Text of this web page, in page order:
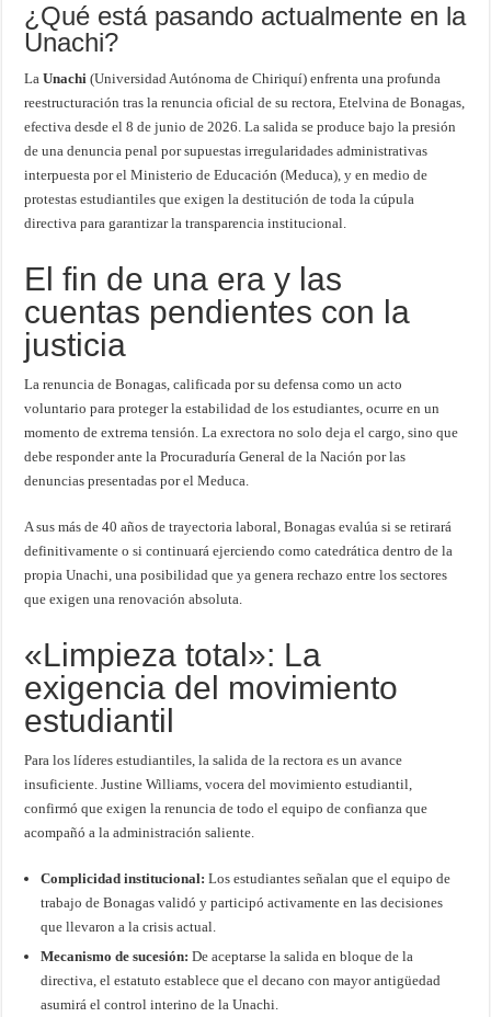
¿Qué está pasando actualmente en la
Unachi?
LaUnachi (Universidad Autónoma de Chiriquí) enfrenta una profunda
reestructuración tras la renuncia oficial de su rectora, Etelvina de Bonagas,
efectiva desde el 8 de junio de 2026. La salida se produce bajo la presión
de una denuncia penal por supuestas irregularidades administrativas
interpuesta por el Ministerio de Educación (Meduca), y en medio de
protestas estudiantiles que exigen la destitución de toda la cúpula
directiva para garantizar la transparencia institucional.
El fin de una era y las
cuentas pendientes con la
justicia
La renuncia de Bonagas, calificada por su defensa como un acto
voluntario para proteger la estabilidad de los estudiantes, ocurre en un
momento de extrema tensión. La exrectora no solo deja el cargo, sino que
debe responder ante la Procuraduría General de la Nación por las
denuncias presentadas por el Meduca.
A sus más de 40 años de trayectoria laboral, Bonagas evalúa si se retirará
definitivamente o si continuará ejerciendo como catedrática dentro de la
propia Unachi, una posibilidad que ya genera rechazo entre los sectores
que exigen una renovación absoluta.
«Limpieza total»: La
exigencia del movimiento
estudiantil
Para los líderes estudiantiles, la salida de la rectora es un avance
insuficiente. Justine Williams, vocera del movimiento estudiantil,
confirmó que exigen la renuncia de todo el equipo de confianza que
acompañó a la administración saliente.
Complicidad institucional: Los estudiantes señalan que el equipo de
trabajo de Bonagas validó y participó activamente en las decisiones
que llevaron a la crisis actual.
Mecanismo de sucesión: De aceptarse la salida en bloque de la
directiva, el estatuto establece que el decano con mayor antigüedad
asumirá el control interino de la Unachi.